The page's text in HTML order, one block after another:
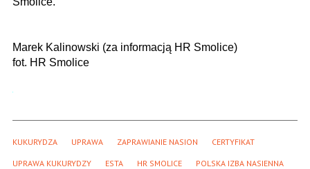
Marek Kalinowski (za informacją HR Smolice)
fot. HR Smolice
KUKURYDZA UPRAWA ZAPRAWIANIE NASION CERTYFIKAT
UPRAWA KUKURYDZY ESTA HR SMOLICE POLSKA IZBA NASIENNA